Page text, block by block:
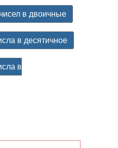
в двоичные
в десятичное
в